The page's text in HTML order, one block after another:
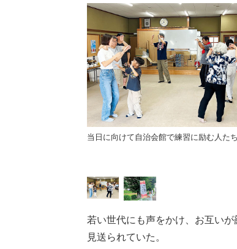
当日に向けて自治会館で練習に励む人たち
若い世代にも声をかけ、お互い
見送られていた。